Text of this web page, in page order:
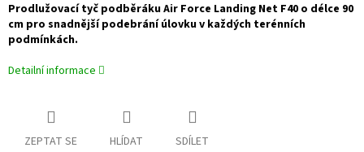
Prodlužovací tyč podběráku Air Force Landing Net F40 o délce 90
cm pro snadnější podebrání úlovku v každých terénních
podmínkách.
Detailní informace
ZEPTAT SE HLÍDAT SDÍLET